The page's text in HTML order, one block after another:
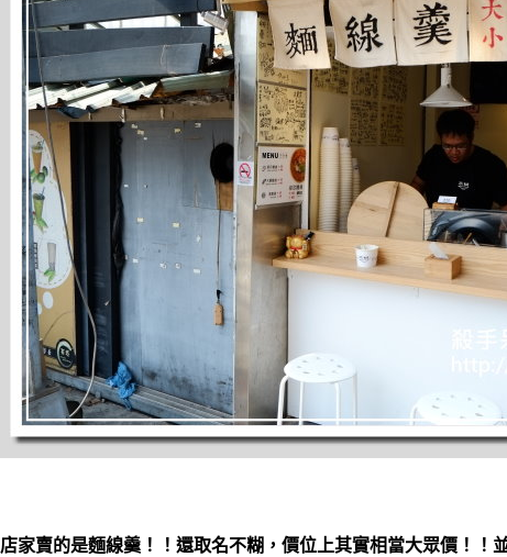
店家賣的是麵線羹！！還取名不糊，價位上其實相當大眾價！！